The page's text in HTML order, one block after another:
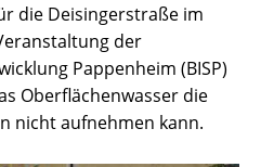
die Deisingerstraße im
der
Pappenheim (BISP)
Oberflächenwasser die
nicht aufnehmen kann.